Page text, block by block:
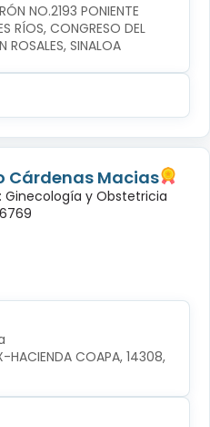
NO.2193 PONIENTE
RÍOS, CONGRESO DEL
SINALOA
Cárdenas Macias
Ginecología y Obstetricia
COAPA, 14308,